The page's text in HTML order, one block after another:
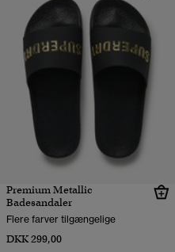
Premium Metallic
Badesandaler
Flere farver tilgængelige
DKK 299,00